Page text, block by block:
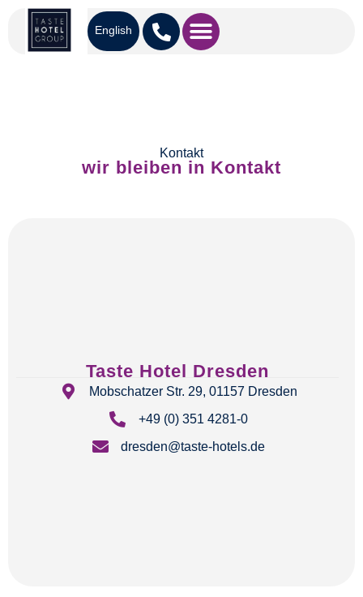
English
Kontakt
wir bleiben in Kontakt
Taste Hotel Dresden
Mobschatzer Str. 29, 01157 Dresden
+49 (0) 351 4281-0
dresden@taste-hotels.de